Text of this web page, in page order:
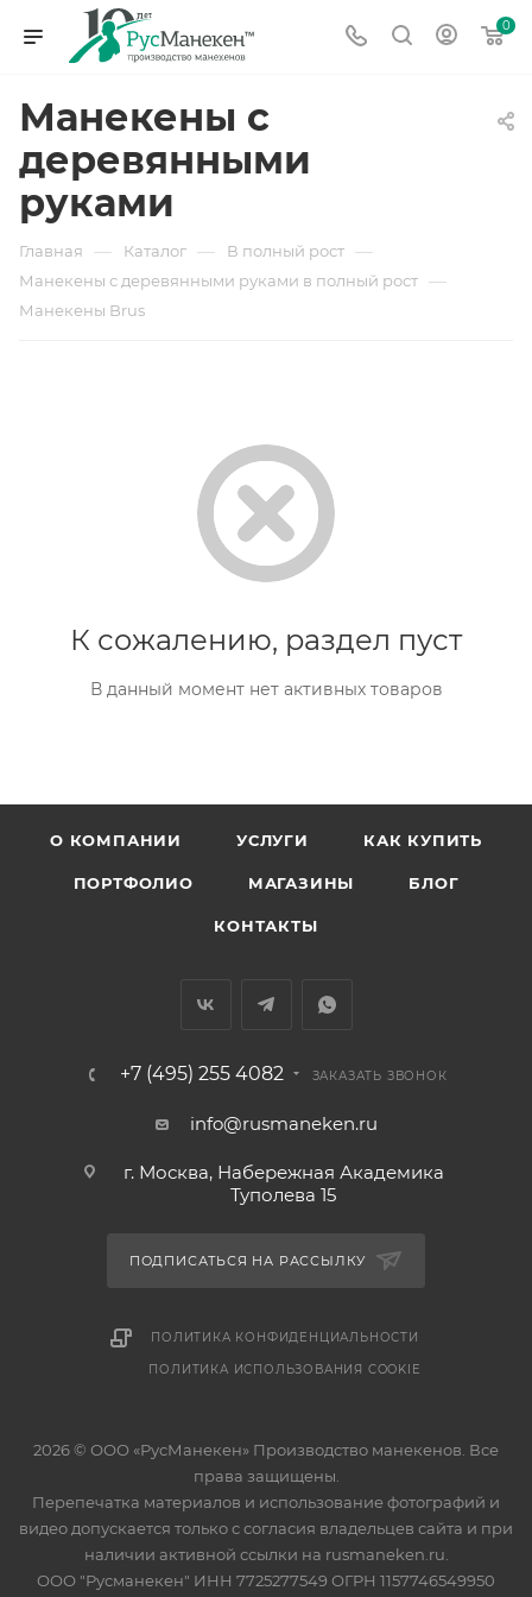
0
Манекены с
деревянными
руками
Главная — Каталог — В полный рост —
Манекены с деревянными руками в полный рост —
Манекены Brus
К сожалению, раздел пуст
В данный момент нет активных товаров
О КОМПАНИИ УСЛУГИ КАК КУПИТЬ
ПОРТФОЛИО МАГАЗИНЫ БЛОГ
КОНТАКТЫ
+7 (495) 255 4082 ЗАКАЗАТЬ ЗВОНОК
info@rusmaneken.ru
г. Москва, Набережная Академика
Туполева 15
ПОДПИСАТЬСЯ НА РАССЫЛКУ
ПОЛИТИКА КОНФИДЕНЦИАЛЬНОСТИ
ПОЛИТИКА ИСПОЛЬЗОВАНИЯ COOKIE
2026 © ООО «РусМанекен» Производство манекенов. Все
права защищены.
Перепечатка материалов и использование фотографий и
видео допускается только с согласия владельцев сайта и при
наличии активной ссылки на rusmaneken.ru.
ООО "Русманекен" ИНН 7725277549 ОГРН 1157746549950